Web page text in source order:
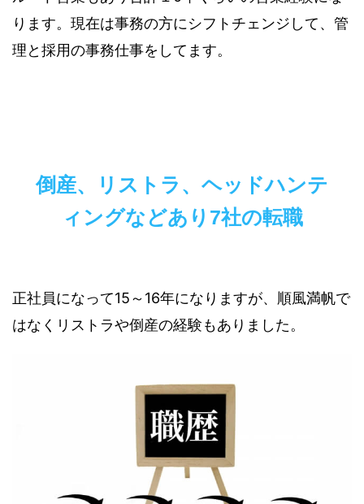
ります。現在は事務の方にシフトチェンジして、管
理と採用の事務仕事をしてます。
倒産、リストラ、ヘッドハンテ
ィングなどあり7社の転職
正社員になって15～16年になりますが、順風満帆で
はなくリストラや倒産の経験もありました。